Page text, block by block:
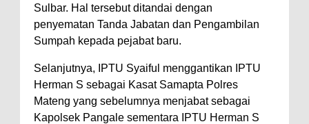
Sulbar. Hal tersebut ditandai dengan
penyematan Tanda Jabatan dan Pengambilan
Sumpah kepada pejabat baru.
Selanjutnya, IPTU Syaiful menggantikan IPTU
Herman S sebagai Kasat Samapta Polres
Mateng yang sebelumnya menjabat sebagai
Kapolsek Pangale sementara IPTU Herman S